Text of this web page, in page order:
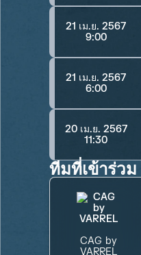
21 เม.ย. 2567
9:00
21 เม.ย. 2567
6:00
20 เม.ย. 2567
11:30
ทีมที่เข้าร่วม
CAG by
VARREL